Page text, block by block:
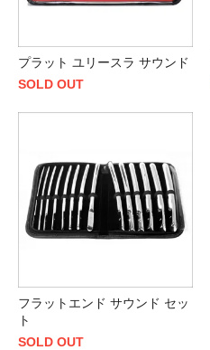
プラット ユリースラ サウンド
SOLD OUT
フラットエンド サウンド セッ
ト
SOLD OUT